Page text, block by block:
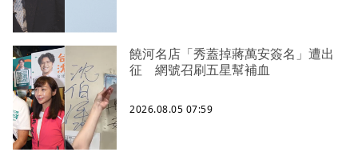
饒河名店「秀蓋掉蔣萬安簽名」遭出
征 網號召刷五星幫補血
2026.08.05 07:59